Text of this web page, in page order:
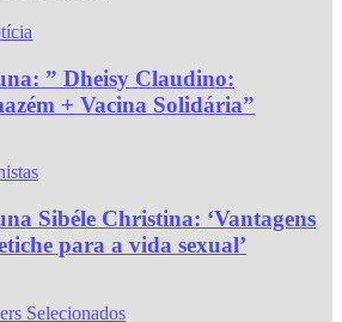
” Dheisy Claudino:
+ Vacina Solidária”
Sibéle Christina: ‘Vantagens
para a vida sexual’
Selecionados